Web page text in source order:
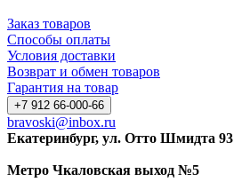
Заказ товаров
Способы оплаты
Условия доставки
Возврат и обмен товаров
Гарантия на товар
+7 912 66-000-66
bravoski@inbox.ru
Екатеринбург, ул. Отто Шмидта 93
Метро Чкаловская выход №5